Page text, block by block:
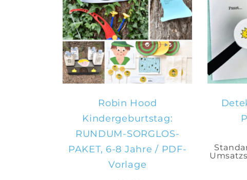
IN DEN
WARENKORB
Robin Hood
Kindergeburtstag:
RUNDUM-SORGLOS-
PAKET, 6-8 Jahre / PDF-
Vorlage